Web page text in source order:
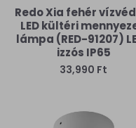
Redo Xia fehér
LED kültéri
lámpa (RED-91207)
izzós IP65
33,990 Ft